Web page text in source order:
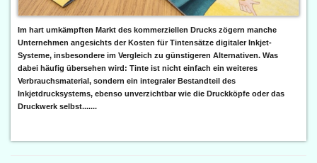
Im hart umkämpften Markt des kommerziellen Drucks zögern manche
Unternehmen angesichts der Kosten für Tintensätze digitaler Inkjet-
Systeme, insbesondere im Vergleich zu günstigeren Alternativen. Was
dabei häufig übersehen wird: Tinte ist nicht einfach ein weiteres
Verbrauchsmaterial, sondern ein integraler Bestandteil des
Inkjetdrucksystems, ebenso unverzichtbar wie die Druckköpfe oder das
Druckwerk selbst.......